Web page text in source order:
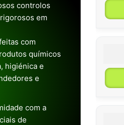
controlos
em
com
químicos
higiénica e
e
com a
de